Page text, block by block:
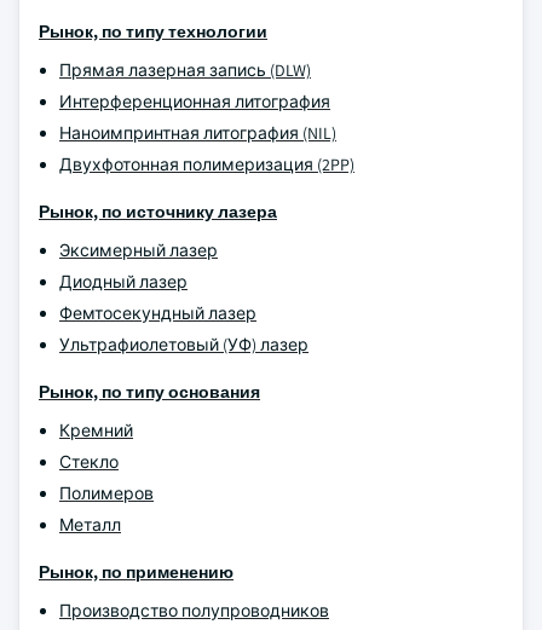
Рынок, по типу технологии
Прямая лазерная запись (DLW)
Интерференционная литография
Наноимпринтная литография (NIL)
Двухфотонная полимеризация (2PP)
Рынок, по источнику лазера
Эксимерный лазер
Диодный лазер
Фемтосекундный лазер
Ультрафиолетовый (УФ) лазер
Рынок, по типу основания
Кремний
Стекло
Полимеров
Металл
Рынок, по применению
Производство полупроводников